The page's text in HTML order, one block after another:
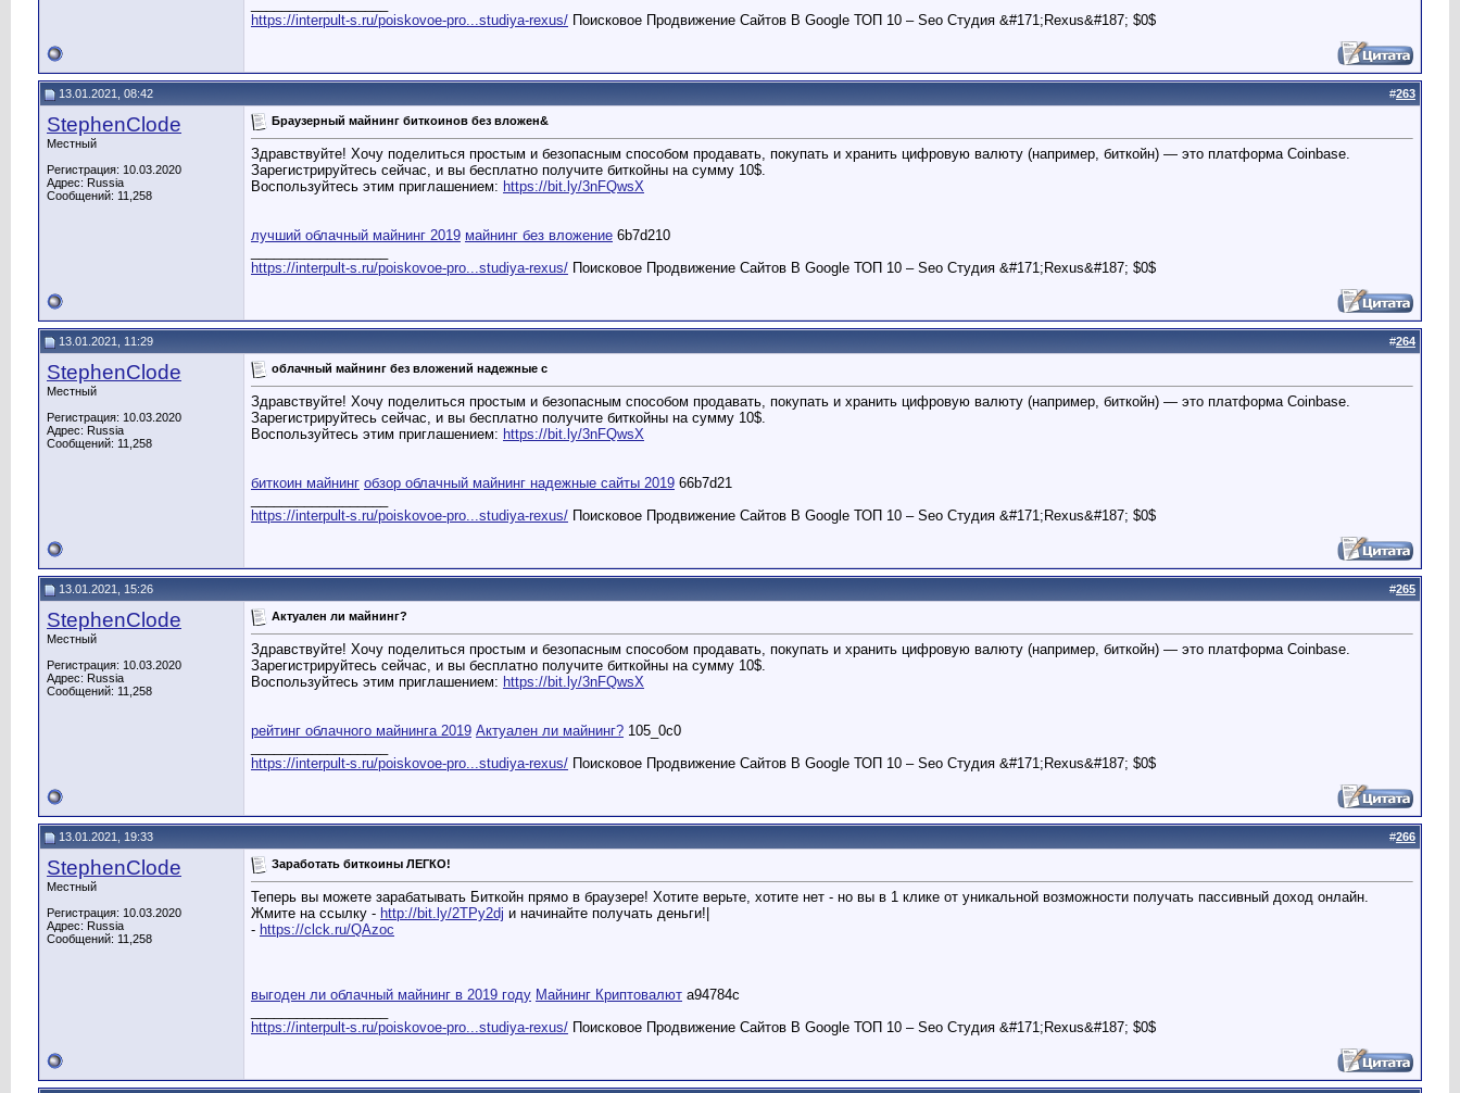
https://interpult-s.ru/poiskovoe-pro...studiya-rexus/ Поисковое Продвижение Сайтов В Google ТОП 10 – Seo Студия &#171;Rexus&#187; $0$
13.01.2021, 08:42 #263
StephenClode
Местный
Регистрация: 10.03.2020
Адрес: Russia
Сообщений: 11,258
Браузерный майнинг биткоинов без вложен&
Здравствуйте! Хочу поделиться простым и безопасным способом продавать, покупать и хранить цифровую валюту (например, биткойн) — это платформа Coinbase.
Зарегистрируйтесь сейчас, и вы бесплатно получите биткойны на сумму 10$.
Воспользуйтесь этим приглашением: https://bit.ly/3nFQwsX
лучший облачный майнинг 2019 майнинг без вложение 6b7d210
https://interpult-s.ru/poiskovoe-pro...studiya-rexus/ Поисковое Продвижение Сайтов В Google ТОП 10 – Seo Студия &#171;Rexus&#187; $0$
13.01.2021, 11:29 #264
StephenClode
Местный
Регистрация: 10.03.2020
Адрес: Russia
Сообщений: 11,258
облачный майнинг без вложений надежные с
Здравствуйте! Хочу поделиться простым и безопасным способом продавать, покупать и хранить цифровую валюту (например, биткойн) — это платформа Coinbase.
Зарегистрируйтесь сейчас, и вы бесплатно получите биткойны на сумму 10$.
Воспользуйтесь этим приглашением: https://bit.ly/3nFQwsX
биткоин майнинг обзор облачный майнинг надежные сайты 2019 66b7d21
https://interpult-s.ru/poiskovoe-pro...studiya-rexus/ Поисковое Продвижение Сайтов В Google ТОП 10 – Seo Студия &#171;Rexus&#187; $0$
13.01.2021, 15:26 #265
StephenClode
Местный
Регистрация: 10.03.2020
Адрес: Russia
Сообщений: 11,258
Актуален ли майнинг?
Здравствуйте! Хочу поделиться простым и безопасным способом продавать, покупать и хранить цифровую валюту (например, биткойн) — это платформа Coinbase.
Зарегистрируйтесь сейчас, и вы бесплатно получите биткойны на сумму 10$.
Воспользуйтесь этим приглашением: https://bit.ly/3nFQwsX
рейтинг облачного майнинга 2019 Актуален ли майнинг? 105_0c0
https://interpult-s.ru/poiskovoe-pro...studiya-rexus/ Поисковое Продвижение Сайтов В Google ТОП 10 – Seo Студия &#171;Rexus&#187; $0$
13.01.2021, 19:33 #266
StephenClode
Местный
Регистрация: 10.03.2020
Адрес: Russia
Сообщений: 11,258
Заработать биткоины ЛЕГКО!
Теперь вы можете зарабатывать Биткойн прямо в браузере! Хотите верьте, хотите нет - но вы в 1 клике от уникальной возможности получать пассивный доход онлайн.
Жмите на ссылку - http://bit.ly/2TPy2dj и начинайте получать деньги!|
- https://clck.ru/QAzoc
выгоден ли облачный майнинг в 2019 году Майнинг Криптовалют a94784c
https://interpult-s.ru/poiskovoe-pro...studiya-rexus/ Поисковое Продвижение Сайтов В Google ТОП 10 – Seo Студия &#171;Rexus&#187; $0$